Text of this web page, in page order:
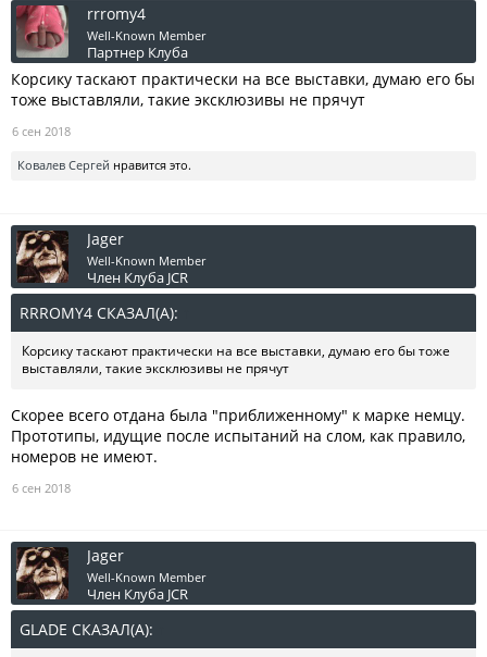
rrromy4
Well-Known Member
Партнер Клуба
Корсику таскают практически на все выставки, думаю его бы
тоже выставляли, такие эксклюзивы не прячут
6 сен 2018
Ковалев Сергей нравится это.
Jager
Well-Known Member
Член Клуба JCR
RRROMY4 СКАЗАЛ(А):
Корсику таскают практически на все выставки, думаю его бы тоже
выставляли, такие эксклюзивы не прячут
Скорее всего отдана была "приближенному" к марке немцу.
Прототипы, идущие после испытаний на слом, как правило,
номеров не имеют.
6 сен 2018
Jager
Well-Known Member
Член Клуба JCR
GLADE СКАЗАЛ(А):